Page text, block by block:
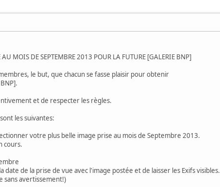
MOIS DE SEPTEMBRE 2013 POUR LA FUTURE [GALERIE BNP]
le but, que chacun se fasse plaisir pour obtenir
et de respecter les règles.
les suivantes:
votre plus belle image prise au mois de Septembre 2013.
cours.
de la prise de vue avec l'image postée et de laisser les Exifs visibles.
sans avertissement!)